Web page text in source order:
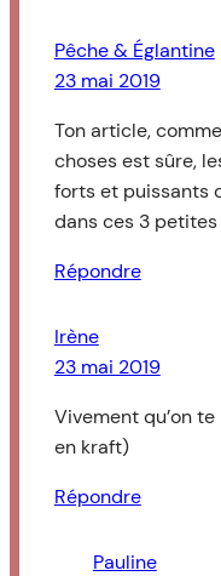
Pêche & Églantine
23 mai 2019
Ton article,
choses est sûre,
forts et puissants
dans ces 3
Répondre
Irène
23 mai 2019
Vivement qu’on
en kraft)
Répondre
Pauline